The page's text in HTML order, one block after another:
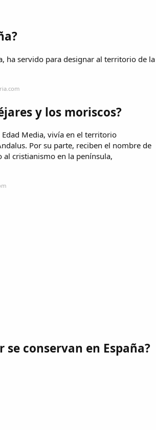
ha servido para designar al territorio de la
y los moriscos?
Media, vivía en el territorio
Por su parte, reciben el nombre de
cristianismo en la península,
conservan en España?